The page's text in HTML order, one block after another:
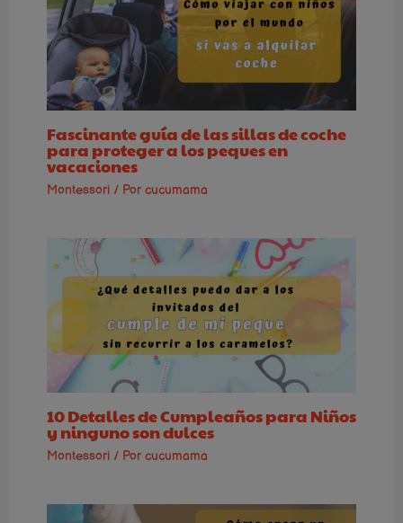
Fascinante guía de las sillas de coche
para proteger a los peques en
vacaciones
Montessori/ Por cucumama
10 Detalles de Cumpleaños para Niños
y ninguno son dulces
Montessori/ Por cucumama